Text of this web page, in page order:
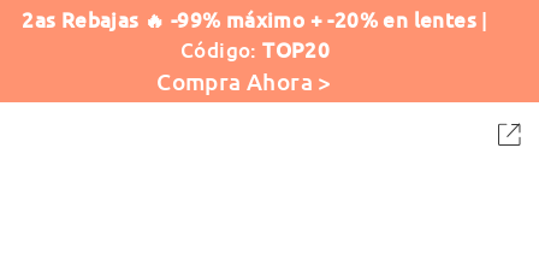
2as Rebajas 🔥 -99% máximo + -20% en lentes |
Código:TOP20
Compra Ahora >